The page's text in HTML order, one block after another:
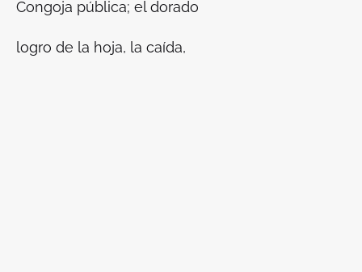
Congoja pública; el dorado
logro de la hoja, la caída,